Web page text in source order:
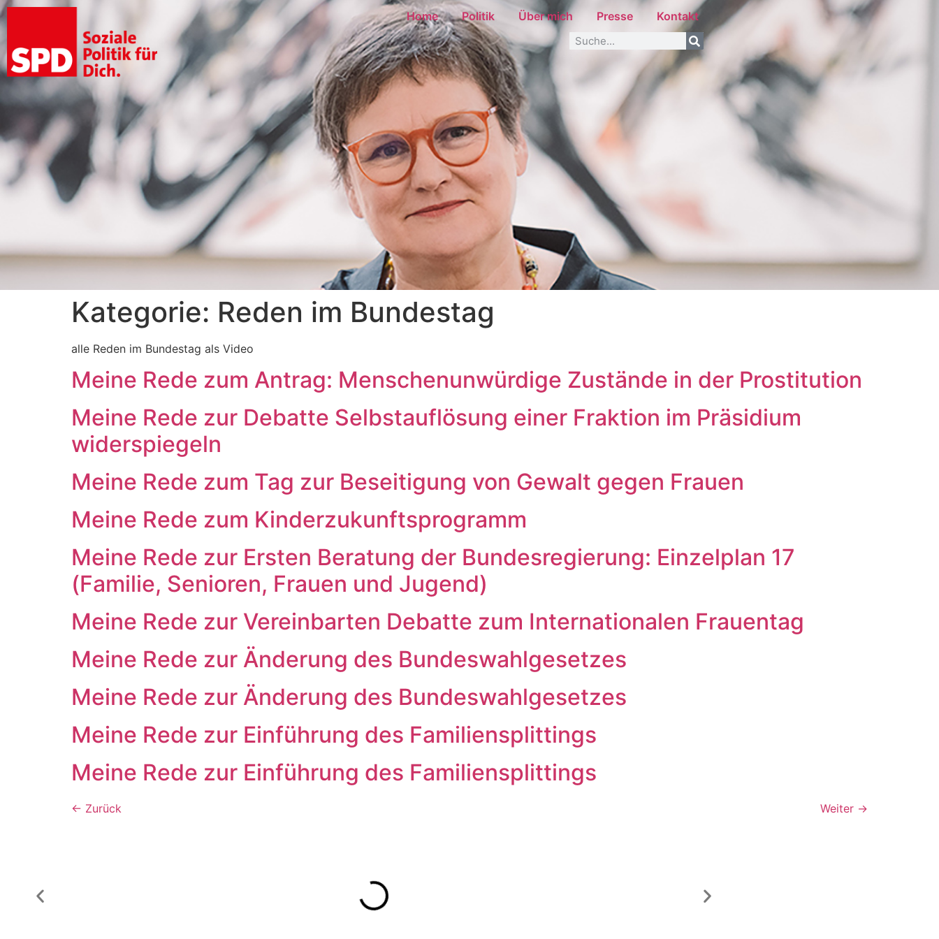
Home Politik Über mich Presse Kontakt
Kategorie: Reden im Bundestag
alle Reden im Bundestag als Video
Meine Rede zum Antrag: Menschenunwürdige Zustände in der Prostitution
Meine Rede zur Debatte Selbstauflösung einer Fraktion im Präsidium
widerspiegeln
Meine Rede zum Tag zur Beseitigung von Gewalt gegen Frauen
Meine Rede zum Kinderzukunftsprogramm
Meine Rede zur Ersten Beratung der Bundesregierung: Einzelplan 17
(Familie, Senioren, Frauen und Jugend)
Meine Rede zur Vereinbarten Debatte zum Internationalen Frauentag
Meine Rede zur Änderung des Bundeswahlgesetzes
Meine Rede zur Änderung des Bundeswahlgesetzes
Meine Rede zur Einführung des Familiensplittings
Meine Rede zur Einführung des Familiensplittings
← Zurück Weiter →